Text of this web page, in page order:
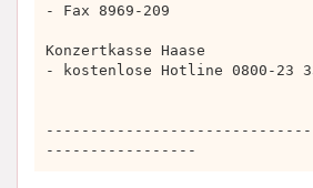
- Fax 8969-209
Konzertkasse Haase
- kostenlose Hotline 0800-23
-----------------